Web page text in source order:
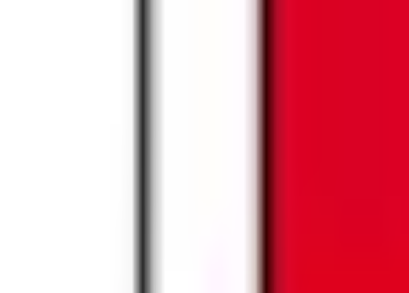
クです。 このたびコロナウイルスへの対策の一つとして、少しで
もらいたいけど、コロナが気になる... 上記のようなお悩みがある